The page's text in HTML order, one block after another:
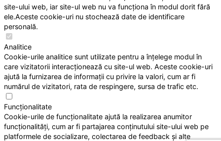
site-ului web, iar site-ul web nu va funcționa în modul dorit fără
ele.Aceste cookie-uri nu stochează date de identificare
personală.
Analitice
Cookie-urile analitice sunt utilizate pentru a înțelege modul în
care vizitatorii interacționează cu site-ul web. Aceste cookie-uri
ajută la furnizarea de informații cu privire la valori, cum ar fi
numărul de vizitatori, rata de respingere, sursa de trafic etc.
Funcționalitate
Cookie-urile de funcționalitate ajută la realizarea anumitor
funcționalități, cum ar fi partajarea conținutului site-ului web pe
platformele de socializare, colectarea de feedback și alte